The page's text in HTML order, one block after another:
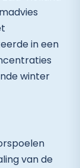
in een
winter
van de